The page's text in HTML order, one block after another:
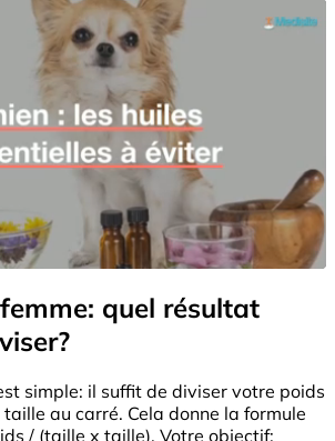
quel résultat
simple: il suffit de diviser votre poids
au carré. Cela donne la formule
/ (taille x taille). Votre objectif: